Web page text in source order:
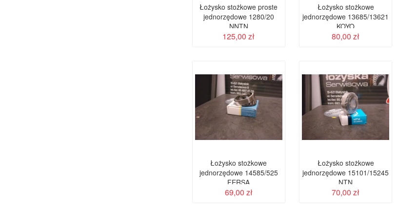
Łożysko stożkowe proste
jednorzędowe 1280/20
NNTN
125,00 zł
Łożysko stożkowe
jednorzędowe 13685/13621
KOYO
80,00 zł
Łożysko stożkowe
jednorzędowe 14585/525
FERSA
69,00 zł
Łożysko stożkowe
jednorzędowe 15101/15245
NTN
70,00 zł